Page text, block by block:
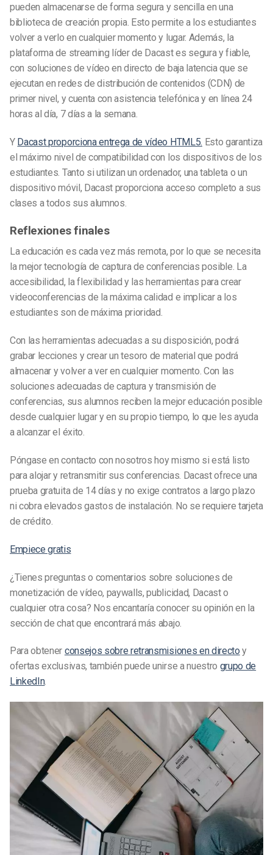
pueden almacenarse de forma segura y sencilla en una
biblioteca de creación propia. Esto permite a los estudiantes
volver a verlo en cualquier momento y lugar. Además, la
plataforma de streaming líder de Dacast es segura y fiable,
con soluciones de vídeo en directo de baja latencia que se
ejecutan en redes de distribución de contenidos (CDN) de
primer nivel, y cuenta con asistencia telefónica y en línea 24
horas al día, 7 días a la semana.
Y Dacast proporciona entrega de vídeo HTML5. Esto garantiza
el máximo nivel de compatibilidad con los dispositivos de los
estudiantes. Tanto si utilizan un ordenador, una tableta o un
dispositivo móvil, Dacast proporciona acceso completo a sus
clases a todos sus alumnos.
Reflexiones finales
La educación es cada vez más remota, por lo que se necesita
la mejor tecnología de captura de conferencias posible. La
accesibilidad, la flexibilidad y las herramientas para crear
videoconferencias de la máxima calidad e implicar a los
estudiantes son de máxima prioridad.
Con las herramientas adecuadas a su disposición, podrá
grabar lecciones y crear un tesoro de material que podrá
almacenar y volver a ver en cualquier momento. Con las
soluciones adecuadas de captura y transmisión de
conferencias, sus alumnos reciben la mejor educación posible
desde cualquier lugar y en su propio tiempo, lo que les ayuda
a alcanzar el éxito.
Póngase en contacto con nosotros hoy mismo si está listo
para alojar y retransmitir sus conferencias. Dacast ofrece una
prueba gratuita de 14 días y no exige contratos a largo plazo
ni cobra elevados gastos de instalación. No se requiere tarjeta
de crédito.
Empiece gratis
¿Tienes preguntas o comentarios sobre soluciones de
monetización de vídeo, paywalls, publicidad, Dacast o
cualquier otra cosa? Nos encantaría conocer su opinión en la
sección de chat que encontrará más abajo.
Para obtener consejos sobre retransmisiones en directo y
ofertas exclusivas, también puede unirse a nuestro grupo de
LinkedIn.